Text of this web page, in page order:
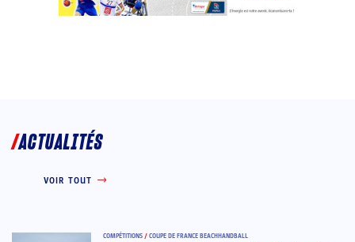
ACTUALITÉS
VOIR TOUT
COMPÉTITIONS / COUPE DE FRANCE BEACHHANDBALL